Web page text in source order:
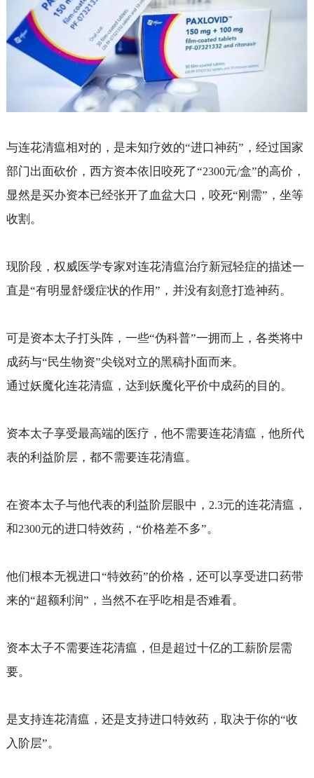
与连花清瘟相对的，是未知疗效的“进口神药”，经过国家
部门出面砍价，西方资本依旧咬死了“2300元/盒”的高价，
显然是买办资本已经张开了血盆大口，咬死“刚需”，坐等
收割。
现阶段，权威医学专家对连花清瘟治疗新冠轻症的描述一
直是“有明显舒缓症状的作用”，并没有刻意打造神药。
可是资本太子打头阵，一些“伪科普”一拥而上，各类将中
成药与“民生物资”尖锐对立的黑稿扑面而来。
通过妖魔化连花清瘟，达到妖魔化平价中成药的目的。
资本太子享受最高端的医疗，他不需要连花清瘟，他所代
表的利益阶层，都不需要连花清瘟。
在资本太子与他代表的利益阶层眼中， 2.3元的连花清瘟，
和2300元的进口特效药，“价格差不多”。
他们根本无视进口“特效药”的价格，还可以享受进口药带
来的“超额利润”，当然不在乎吃相是否难看。
资本太子不需要连花清瘟，但是超过十亿的工薪阶层需
要。
是支持连花清瘟，还是支持进口特效药，取决于你的“收
入阶层”。